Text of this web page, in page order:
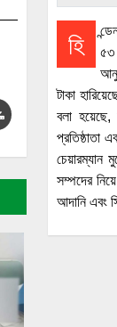
হি
৫৩
টাকা
বলা হয়েছে,
প্রতিষ্ঠাতা
চেয়ারম্যান
সম্পদের
আদানি এবং